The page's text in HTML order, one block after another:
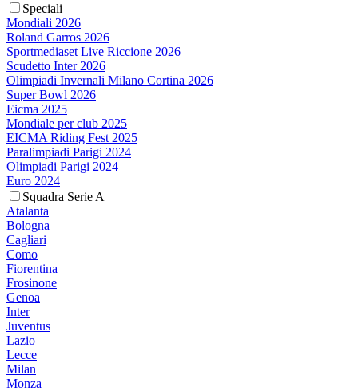
Speciali
Mondiali 2026
Roland Garros 2026
Sportmediaset Live Riccione 2026
Scudetto Inter 2026
Olimpiadi Invernali Milano Cortina 2026
Super Bowl 2026
Eicma 2025
Mondiale per club 2025
EICMA Riding Fest 2025
Paralimpiadi Parigi 2024
Olimpiadi Parigi 2024
Euro 2024
Squadra Serie A
Atalanta
Bologna
Cagliari
Como
Fiorentina
Frosinone
Genoa
Inter
Juventus
Lazio
Lecce
Milan
Monza